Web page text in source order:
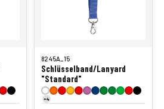
8245A_15
Schlüsselband/Lanyard
"Standard"
+4